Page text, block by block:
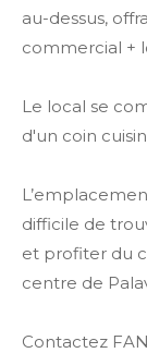
au-dessus,
commercial +
Le local se
d'un coin
difficile de
et profiter du
centre de
Contactez